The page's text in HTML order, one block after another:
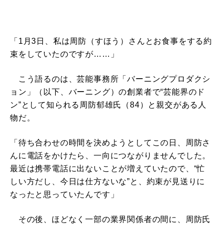
「1月3日、私は周防（すほう）さんとお食事をする約
束をしていたのですが……」
こう語るのは、芸能事務所「バーニングプロダクシ
ョン」（以下、バーニング）の創業者で“芸能界のド
ン”として知られる周防郁雄氏（84）と親交がある人
物だ。
「待ち合わせの時間を決めようとしてこの日、周防さ
んに電話をかけたら、一向につながりませんでした。
最近は携帯電話に出ないことが増えていたので、“忙
しい方だし、今日は仕方ないな”と、約束が見送りに
なったと思っていたんです」
その後、ほどなく一部の業界関係者の間に、周防氏